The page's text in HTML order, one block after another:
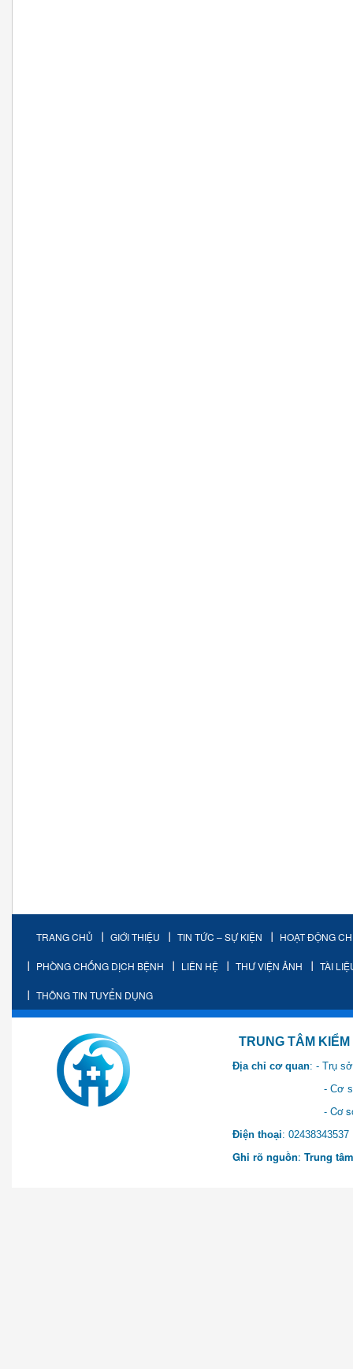
TRANG CHỦ GIỚI THIỆU TIN TỨC – SỰ KIỆN HOẠT ĐỘNG
PHÒNG CHỐNG DỊCH BỆNH LIÊN HỆ THƯ VIỆN ẢNH TÀI
THÔNG TIN TUYỂN DỤNG
TRUNG TÂM KIỂM SOÁT
Địa chỉ cơ quan: - Trụ
- Cơ sở 2: Khu Hành
- Cơ sở 3: Số 1 Ngõ 2
Điện thoại:
Ghi rõ nguồn: Trung